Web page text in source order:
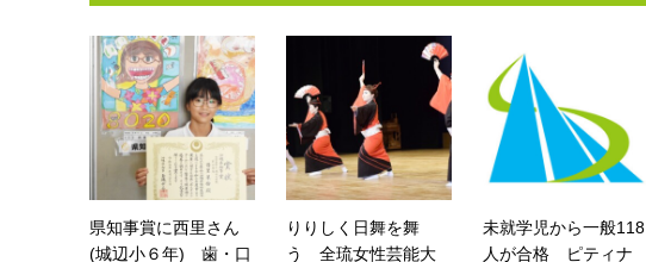
県知事賞に西里さん
(城辺小６年) 歯・口
りりしく日舞を舞
う 全琉女性芸能大
未就学児から一般118
人が合格 ピティナ